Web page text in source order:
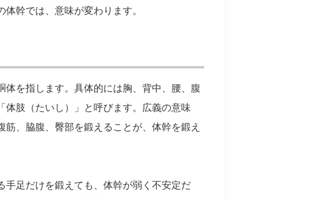
幹では、意味が変わります。
を指します。具体的には胸、背中、腰、腹
体肢（たいし）」と呼びます。広義の意味
、脇腹、臀部を鍛えることが、体幹を鍛え
手足だけを鍛えても、体幹が弱く不安定だ